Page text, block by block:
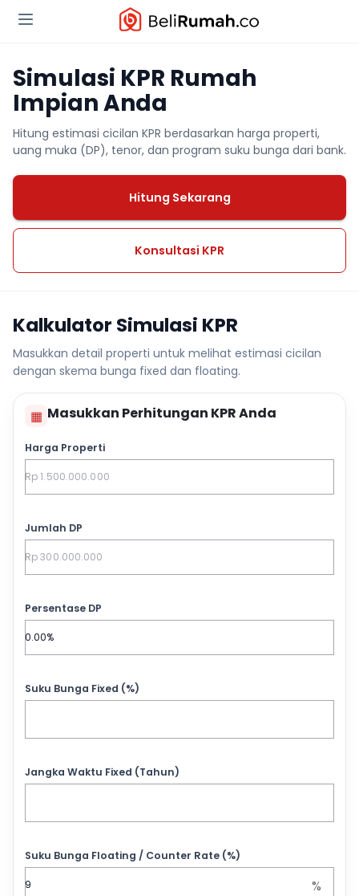
Simulasi KPR Rumah
Impian Anda
Hitung estimasi cicilan KPR berdasarkan harga properti,
uang muka (DP), tenor, dan program suku bunga dari bank.
Hitung Sekarang
Konsultasi KPR
Kalkulator Simulasi KPR
Masukkan detail properti untuk melihat estimasi cicilan
dengan skema bunga fixed dan floating.
▦ Masukkan Perhitungan KPR Anda
Harga Properti
Jumlah DP
Persentase DP
Suku Bunga Fixed (%)
Jangka Waktu Fixed (Tahun)
Suku Bunga Floating / Counter Rate (%)
%